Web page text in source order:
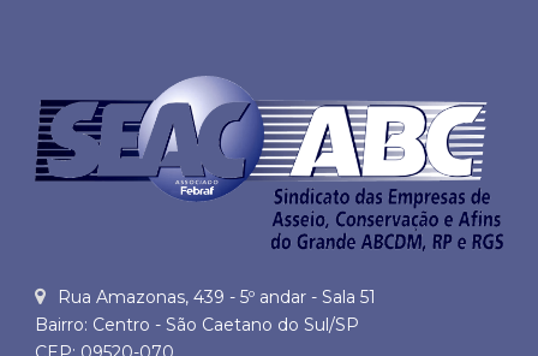
Rua Amazonas, 439 - 5º andar - Sala 51
Bairro: Centro - São Caetano do Sul/SP